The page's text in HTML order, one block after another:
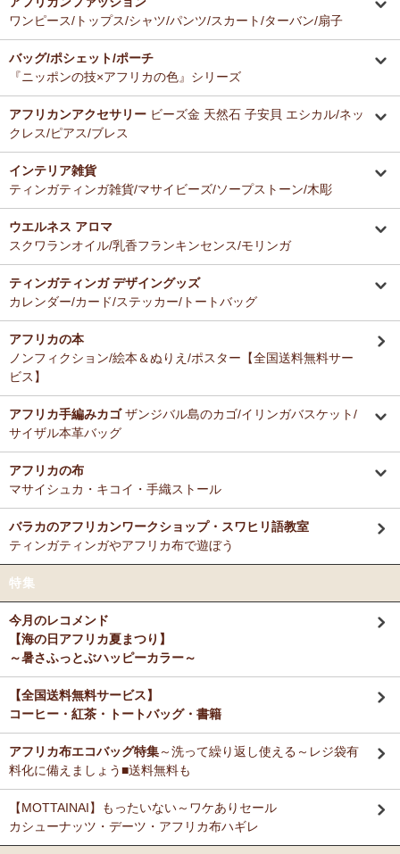
ーナー新入荷！
12/16：ガウチョパンツ～キテンゲ◇ハイクオリティ◇で仕立てた
新作登場！～楽ちんクロップド丈～
12/16：キテンゲ 本革ショルダーミニバッグ 3WAY 斜掛けOK～
キテンゲ◇ハイクオリティ◇で仕立てた新作登場！『ニッポンの
技×アフリカの色』
12/4：ティンガティンガ・アート～Mサイズの作品 新入荷！作家
名ごとに2つのカテゴリーでご紹介します
→ 作家名 A―L
→ 作家名 M―Z
12/4：ティンガティンガ・アート～チャリンダの作品コーナー
入荷！
私たちバラカは、チャリンダが遺してくださった作品を、これか
らも大切に紹介してまいります。
ナー新入荷！
12/3：巻くポーチ 〈2サイズ展開〉～ガラスとんぼ玉付き 新入
荷！
12/3：ティンガティンガ・アート～Sサイズの作品 新入荷！作家
名ごとに2つのカテゴリーでご紹介します
→ 作家名 A―L
→ 作家名 M―Z
11/25：ティンガティンガ・アート～Lサイズの作品 新入荷！作家
→ 作家名 A―L
→ 作家名 M―Z
11/25：ティンガティンガ・アート～Sサイズの作品 新入荷！作家
11/21：【新登場】サロペットパンツ～ゆったり2way～
大人上品シルエット
11/20：キテンゲ本革 ころりんトートバッグ～キテンゲ◇ハイク
オリティ◇で仕立てた新作登場！『ニッポンの技×アフリカの色』
ケあり 賞味期限間近セール！
11/18：ティンガティンガ・アート【会員様シークレットセール】
11/17：ティンガティンガ・アート～ロングサイズ（縦長・横長）
の作品新入荷！
とても美味しくて毎日使っています。どのお料理なんにでも合いま
す。
Ａ さまより ティンガティンガ・アートへのご感想
ドゥケさんの画は数年前から気になっていて、今回思いきって購入す
ることにしました。とても楽しみにしております。
バラカの紅茶は香りがよくて大好きです。これからも愛飲させていた
だきます。
Ｓ さまより キテンゲ平ポーチへのご感想
以前プレゼントでいただいた平ポーチ、母子手帳がちょうど入り、毎
日使っています。
今回同じ「中サイズ」を買いましたが、造りがわずかに異なるよう
で、1センチくらい心持ち小くて母子手帳がぎりぎり入りませんでし
でもこちらもカワイイので化粧入れなどに使います。
ミルクティーに合わせる毎朝の紅茶として、味とコストのバランスが
非常に良く、長く家族で愛飲しています。
M さまより キテンゲde洗える立体布マスク～やさしいゴ
ム リバーシブルOKへのご感想
お揃いの柄のフレアスリーブワンピースとペアで使ってます！大のお
気に入り♪
Ｙ さまより キテンゲティアードパンツへのご感想
M さまより キテンゲ ランチクロスへのご感想
たいへん吸水性良いです。大判でハンカチとして便利に使えます。
T さまより キテンゲ フレアスリーブ ロングワンピースへ
のご感想
デザイン、着心地、完璧です！ずっと作って欲しいです。よろしくお
願いします！
Ｎさまより キテンゲ リバーシブルB4トートバッグへのご
感想
ワンピース/トップス/シャツ/パンツ/スカート/ターバン/扇子
バッグ/ポシェット/ポーチ
『ニッポンの技×アフリカの色』シリーズ
アフリカンアクセサリー ビーズ金 天然石 子安貝 エシカル/ネッ
クレス/ピアス/ブレス
インテリア雑貨
ティンガティンガ雑貨/マサイビーズ/ソープストーン/木彫
ウエルネス アロマ
スクワランオイル/乳香フランキンセンス/モリンガ
ティンガティンガ デザイングッズ
カレンダー/カード/ステッカー/トートバッグ
アフリカの本
ノンフィクション/絵本＆ぬりえ/ポスター【全国送料無料サー
ビス】
アフリカ手編みカゴザンジバル島のカゴ/イリンガバスケット/
サイザル本革バッグ
アフリカの布
マサイシュカ・キコイ・手織ストール
バラカのアフリカンワークショップ・スワヒリ語教室
ティンガティンガやアフリカ布で遊ぼう
特集
今月のレコメンド
【海の日アフリカ夏まつり】
～暑さふっとぶハッピーカラー～
【全国送料無料サービス】
コーヒー・紅茶・トートバッグ・書籍
アフリカ布エコバッグ特集～洗って繰り返し使える～レジ袋有
料化に備えましょう■送料無料も
【MOTTAINAI】もったいない～ワケありセール
カシューナッツ・デーツ・アフリカ布ハギレ